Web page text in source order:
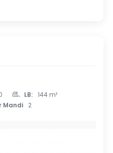
LB: 144 m²
Mandi 2